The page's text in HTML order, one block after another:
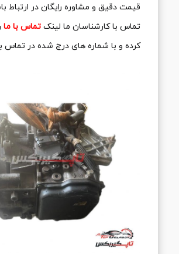
قیمت دقیق و مشاوره رایگان در ارتباط
تماس با کارشناسان ما لینک تماس با ما
کرده و با شماره های درج شده در تماس